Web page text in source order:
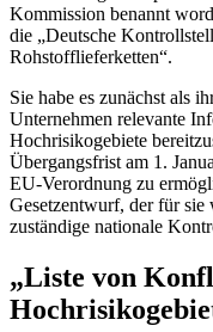
Kommission benannt
die „Deutsche
Rohstofflieferketten“.
Sie habe es zunächst als
Unternehmen relevante
Hochrisikogebiete
Übergangsfrist am 1.
EU-Verordnung zu
Gesetzentwurf, der für sie
zuständige nationale
„Liste von